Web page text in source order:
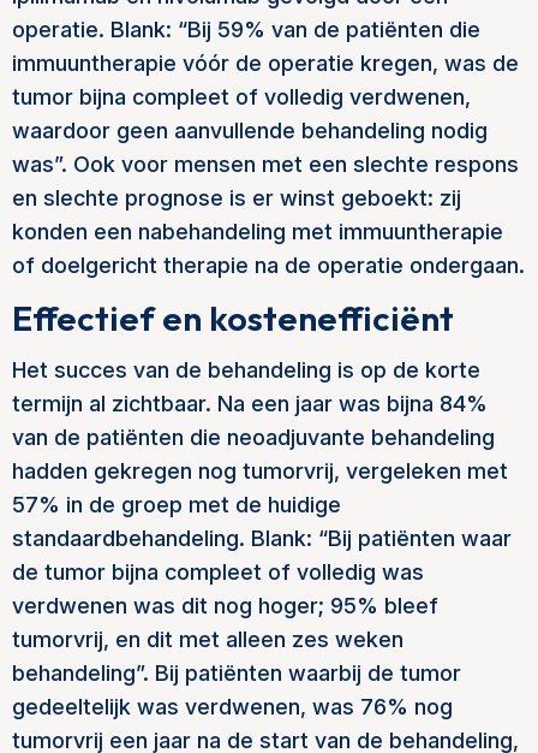
operatie. Blank: “Bij 59% van de patiënten die
immuuntherapie vóór de operatie kregen, was de
tumor bijna compleet of volledig verdwenen,
waardoor geen aanvullende behandeling nodig
was”. Ook voor mensen met een slechte respons
en slechte prognose is er winst geboekt: zij
konden een nabehandeling met immuuntherapie
of doelgericht therapie na de operatie ondergaan.
Effectief en kostenefficiënt
Het succes van de behandeling is op de korte
termijn al zichtbaar. Na een jaar was bijna 84%
van de patiënten die neoadjuvante behandeling
hadden gekregen nog tumorvrij, vergeleken met
57% in de groep met de huidige
standaardbehandeling. Blank: “Bij patiënten waar
de tumor bijna compleet of volledig was
verdwenen was dit nog hoger; 95% bleef
tumorvrij, en dit met alleen zes weken
behandeling”. Bij patiënten waarbij de tumor
gedeeltelijk was verdwenen, was 76% nog
tumorvrij een jaar na de start van de behandeling,